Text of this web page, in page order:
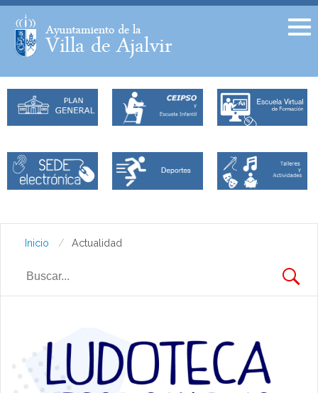
Facebook
Inicio Actualidad